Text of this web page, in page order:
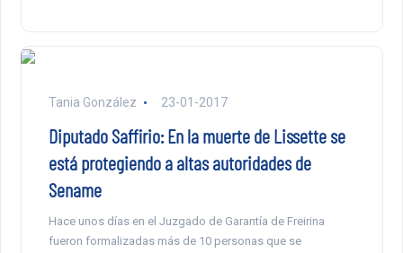
Tania González 23-01-2017
Diputado Saffirio: En la muerte de Lissette se
está protegiendo a altas autoridades de
Sename
Hace unos días en el Juzgado de Garantía de Freirina
fueron formalizadas más de 10 personas que se